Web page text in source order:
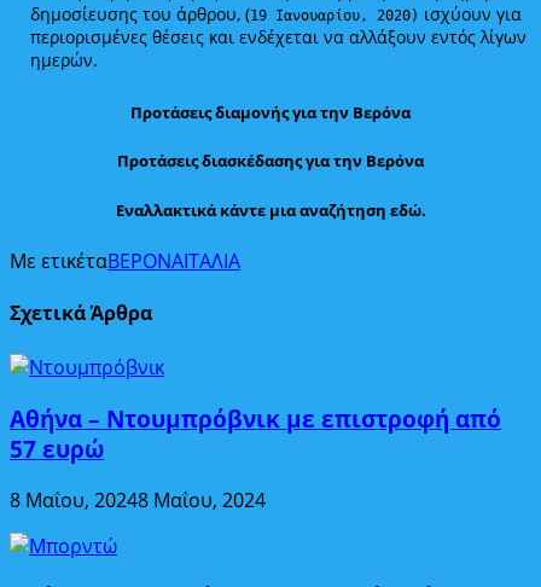
δημοσίευσης του άρθρου, (19 Ιανουαρίου, 2020) ισχύουν για
περιορισμένες θέσεις και ενδέχεται να αλλάξουν εντός λίγων
ημερών.
Προτάσεις διαμονής για την Βερόνα
Προτάσεις διασκέδασης για την Βερόνα
Εναλλακτικά κάντε μια αναζήτηση εδώ.
Με ετικέταΒΕΡΟΝΑΙΤΑΛΙΑ
Σχετικά Άρθρα
Αθήνα – Ντουμπρόβνικ με επιστροφή από
57 ευρώ
8 Μαΐου, 20248 Μαΐου, 2024